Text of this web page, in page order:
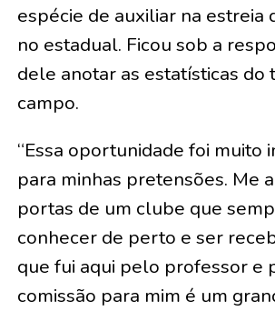
espécie de auxiliar na estreia
no estadual. Ficou sob a
dele anotar as estatísticas do
campo.
“Essa oportunidade foi muito
para minhas pretensões. Me
portas de um clube que
conhecer de perto e ser
que fui aqui pelo professor e
comissão para mim é um